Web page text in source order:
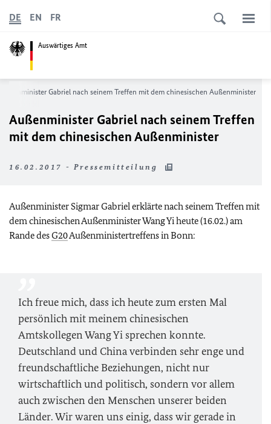
Auswärtiges Amt
DE EN FR
Außenminister Gabriel nach seinem Treffen mit dem chinesischen Außenminister
Außenminister Gabriel nach seinem Treffen
mit dem chinesischen Außenminister
16.02.2017 - Pressemitteilung
Außenminister Sigmar Gabriel erklärte nach seinem Treffen mit
dem chinesischen Außenminister Wang Yi heute (16.02.) am
Rande desG20Außenministertreffens in Bonn:
Ich freue mich, dass ich heute zum ersten Mal
persönlich mit meinem chinesischen
Amtskollegen Wang Yi sprechen konnte.
‎Deutschland und China verbinden sehr enge und
freundschaftliche Beziehungen, nicht nur
wirtschaftlich und politisch, sondern vor allem
auch zwischen den Menschen unserer beiden
Länder. Wir waren uns einig, dass wir gerade in